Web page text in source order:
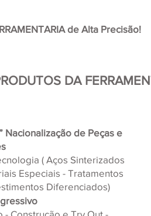
de Alta Precisão!
DA
Nacionalização de Peças e
( Aços Sinterizados
Especiais - Tratamentos
Diferenciados)
- Construção e Try Out -